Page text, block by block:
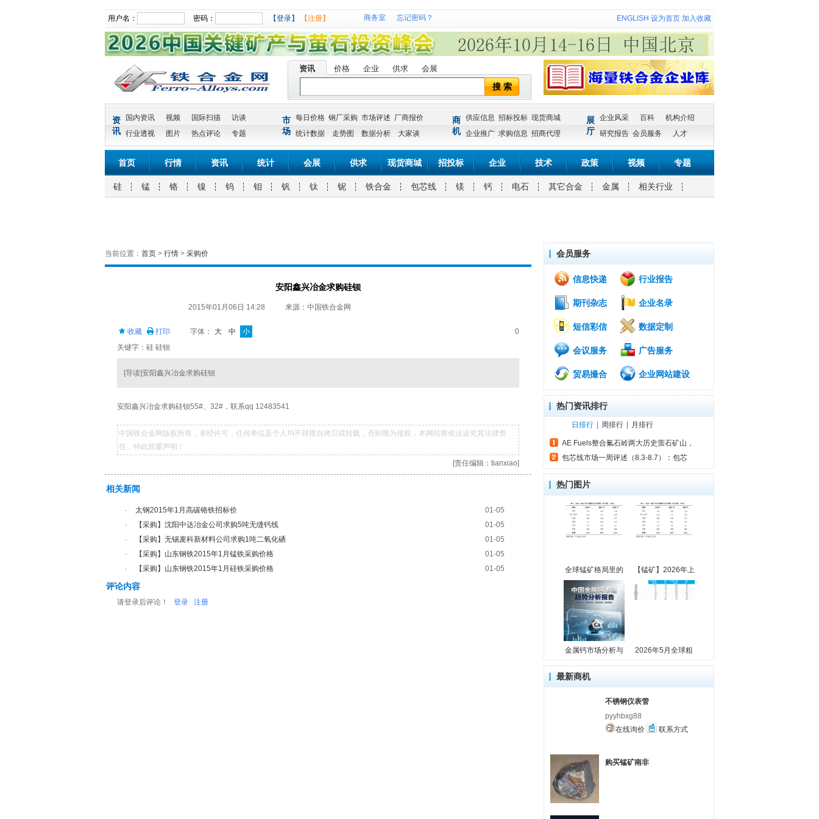
用户名： 密码： 【登录】 【注册】 商务室 忘记密码？ ENGLISH 设为首页 加入收藏
资讯 价格 企业 供求 会展
搜 索
资
讯
国内资讯 视频 国际扫描
访谈
行业透视
图片 热点评论 专题
市
场
每日价格 钢厂采购 市场评述 厂商报价
统计数据
走势图 数据分析 大家谈
商
机
供应信息 招标投标 现货商城
企业推广 求购信息 招商代理
展
厅
企业风采 百科
机构介绍
研究报告 会员服务 人才
首页 行情 资讯 统计 会展 供求 现货商城 招投标 企业 技术 政策 视频 专题
硅 锰 铬 镍 钨 钼 钒 钛 铌 铁合金 包芯线 镁 钙 电石 其它合金 金属 相关行业
当前位置： 首页 > 行情 > 采购价
安阳鑫兴冶金求购硅钡
2015年01月06日 14:28 来源：中国铁合金网
收藏 打印 字体： 大 中 小
0
关键字：硅 硅钡
[导读]安阳鑫兴冶金求购硅钡
安阳鑫兴冶金求购硅钡55#、32#，联系qq 12483541
中国铁合金网版权所有，未经许可，任何单位及个人均不得擅自拷贝或转载，否则视为侵权，本网站将依法追究其法律责
任，特此郑重声明！
[责任编辑：tianxiao]
相关新闻
· 太钢2015年1月高碳铬铁招标价
01-05
·
【采购】沈阳中达冶金公司求购5吨无缝钙线
01-05
·
【采购】无锡麦科新材料公司求购1吨二氧化硒
01-05
·
【采购】山东钢铁2015年1月锰铁采购价格
01-05
·
【采购】山东钢铁2015年1月硅铁采购价格 01-05
评论内容
请登录后评论！ 登录 注册
会员服务
信息快递 行业报告
期刊杂志 企业名录
短信彩信 数据定制
会议服务 广告服务
贸易撮合 企业网站建设
热门资讯排行
日排行 周排行 月排行
AE Fuels整合氟石岭两大历史萤石矿山，
包芯线市场一周评述（8.3-8.7）：包芯
热门图片
全球锰矿格局里的 【锰矿】2026年上
金属钙市场分析与 2026年5月全球粗
最新商机
不锈钢仪表管
pyyhbxg88
在线询价
联系方式
购买锰矿南非